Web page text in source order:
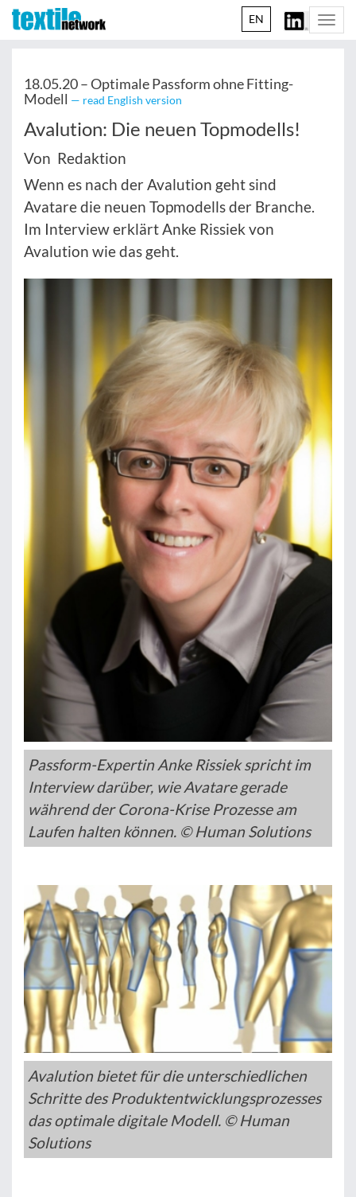
EN
18.05.20 –Optimale Passform ohne Fitting-
Modell — read English version
Avalution: Die neuen Topmodells!
Von Redaktion
Wenn es nach der Avalution geht sind
Avatare die neuen Topmodells der Branche.
Im Interview erklärt Anke Rissiek von
Avalution wie das geht.
Passform-Expertin Anke Rissiek spricht im
Interview darüber, wie Avatare gerade
während der Corona-Krise Prozesse am
Laufen halten können. © Human Solutions
Avalution bietet für die unterschiedlichen
Schritte des Produktentwicklungsprozesses
das optimale digitale Modell. © Human
Solutions